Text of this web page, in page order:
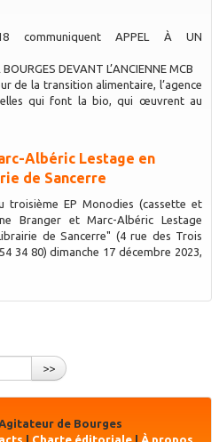
communiquent APPEL À UN
DEVANT L’ANCIENNE MCB
de la transition alimentaire, l’agence
qui font la bio, qui œuvrent au
Albéric Lestage en
de Sancerre
troisième EP Monodies (cassette et
Branger et Marc-Albéric Lestage
de Sancerre" (4 rue des Trois
34 80) dimanche 17 décembre 2023,
>>
de Bourges
| Charte éditoriale | À propos